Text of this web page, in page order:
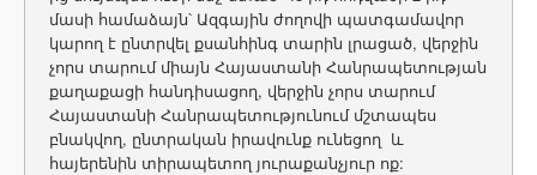
մասի համաձայն՝ Ազգային ժողովի պատգամավոր
կարող է ընտրվել քսանհինգ տարին լրացած, վերջին
չորս տարում միայն Հայաստանի Հանրապետության
քաղաքացի հանդիսացող, վերջին չորս տարում
Հայաստանի Հանրապետությունում մշտապես
բնակվող, ընտրական իրավունք ունեցող և
հայերենին տիրապետող յուրաքանչյուր ոք: